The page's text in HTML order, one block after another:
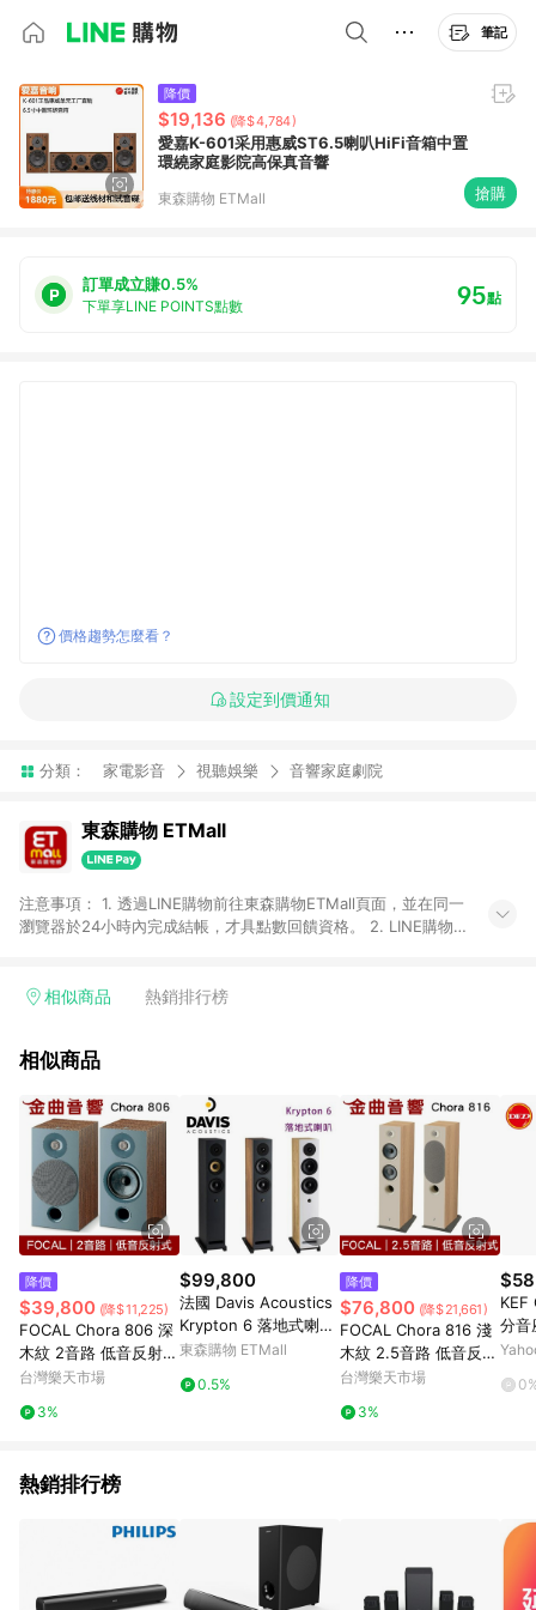
筆記
降價
$19,136 (降$4,784)
愛嘉K-601采用惠威ST6.5喇叭HiFi音箱中置
環繞家庭影院高保真音響
東森購物 ETMall 搶購
訂單成立賺0.5%
下單享LINE POINTS點數 95點
價格趨勢怎麼看？
設定到價通知
分類： 家電影音 視聽娛樂 音響家庭劇院
東森購物 ETMall
注意事項： 1. 透過LINE購物前往東森購物ETMall頁面，並在同一
瀏覽器於24小時內完成結帳，才具點數回饋資格。 2. LINE購物
單，皆不在點數回饋範圍內。 3. 如購買以下類別商品，將無法獲
球嚴選、商城、專案商品、「草莓網」全館商品。 4. 如取消訂
回饋。 5. 點數回饋會扣除所有折扣優惠後之最終發票金額計算，
實際回饋請依LINE購物通知為主。 6. 訂單如有使用東森購物
ETMall站內之折扣優惠(包含但不限於東森幣、樂透金、東森現金
券等)，不具點數回饋資格。詳細請依東森購物ETMall之結帳頁面
顯示為準。 7. LINE購物設有「單一商品最高回饋點數」機制(特
殊活動時開放「回饋無上限」)，以同一訂單中同一商品不論件數
計算，並依訂單成立時間當下LINE購物所設定的回饋機制為準。
8. LINE購物為購物資訊整合性平台，商品資料更新會有時間差，
如顯示之商品規格、顏色、價位、贈品與東森購物ETMall銷售網
頁不符，以銷售網頁標示為準。 9. 若有贈點爭議，請務必於訂單
日期+180天以內至LINE購物客服洽詢；若超過180天(含)以上進
行申訴，恕無法贈點回饋。 10. 部分點數紅包僅限指定商品使
用，或不適用於無回饋商品。各點數紅包之適用商品與使用條件
請依點數紅包頁面規則為準。
相似商品 熱銷排行榜
相似商品
降價
$39,800 (降$11,225)
FOCAL Chora 806 深
木紋 2音路 低音反射式
書架喇叭 （一對）| 金
台灣樂天市場
3%
$99,800
法國 Davis Acoustics
Krypton 6 落地式喇
叭/對
東森購物 ETMall
0.5%
降價
$76,800 (降$21,661)
FOCAL Chora 816 淺
木紋 2.5音路 低音反射
式 落地式 喇叭（一
台灣樂天市場
3%
KEF
分音
Q同
熱銷排行榜